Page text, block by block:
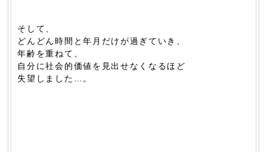
そして、
どんどん時間と年月だけが過ぎていき、
年齢を重ねて、
自分に社会的価値を見出せなくなるほど
失望しました…。